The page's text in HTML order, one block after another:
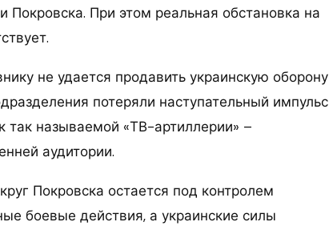
Покровска. При этом реальная обстановка на
не удается продавить украинскую оборону
потеряли наступательный импульс
так называемой «ТВ-артиллерии» –
аудитории.
Покровска остается под контролем
боевые действия, а украинские силы